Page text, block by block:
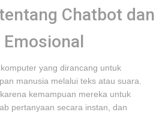
Chatbot dan
yang dirancang untuk
manusia melalui teks atau suara.
kemampuan mereka untuk
pertanyaan secara instan, dan